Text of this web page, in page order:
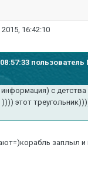
16:42:10
пользователь
с детства
)))) этот
заплыл и